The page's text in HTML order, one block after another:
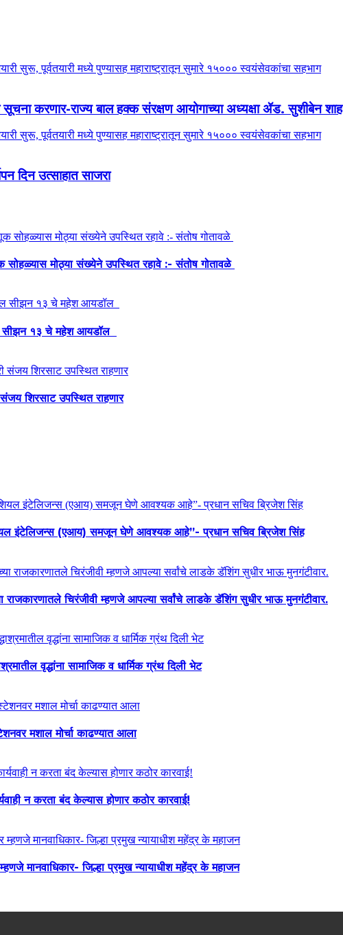
सूचना करणार-राज्य बाल हक्क संरक्षण आयोगाच्या अध्यक्षा ॲड. सुशीबेन शाह
दिन उत्साहात साजरा
सोहळ्यास मोठ्या संख्येने उपस्थित रहावे :- संतोष गोतावळे
सीझन १३ चे महेश आयडॉल
शिरसाट उपस्थित राहणार
इंटेलिजन्स (एआय) समजून घेणे आवश्यक आहे”- प्रधान सचिव ब्रिजेश सिंह
राजकारणातले चिरंजीवी म्हणजे आपल्या सर्वांचे लाडके डॅशिंग सुधीर भाऊ मुनगंटीवार.
वृद्धांना सामाजिक व धार्मिक ग्रंथ दिली भेट
मशाल मोर्चा काढण्यात आला
न करता बंद केल्यास होणार कठोर कारवाई!
मानवाधिकार- जिल्हा प्रमुख न्यायाधीश महेंद्र के महाजन